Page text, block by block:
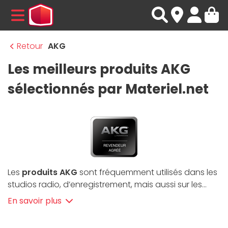
MENU
Retour AKG
Les meilleurs produits AKG
sélectionnés par Materiel.net
Les produits AKG sont fréquemment utilisés dans les
studios radio, d’enregistrement, mais aussi sur les
scènes de concerts. En plus d’un demi-siècle, la
marque autrichienne est passée de pionnière à
En savoir plus